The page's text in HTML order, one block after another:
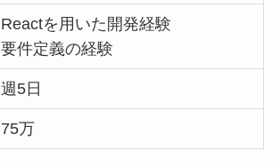
Reactを用いた開発経験
要件定義の経験
週5日
75万